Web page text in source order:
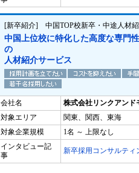
[新卒紹介] 中国TOP校新卒・中途人材
中国上位校に特化した高度な専門
の
人材紹介サービス
会社名
株式会社リンクアンド
対象エリア
関東、関西、東海
対象企業規模
1名 ～ 上限なし
インタビュー記
事
新卒採用コンサルティ